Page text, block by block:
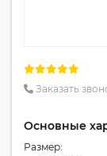
Заказать
Основные
Размер: